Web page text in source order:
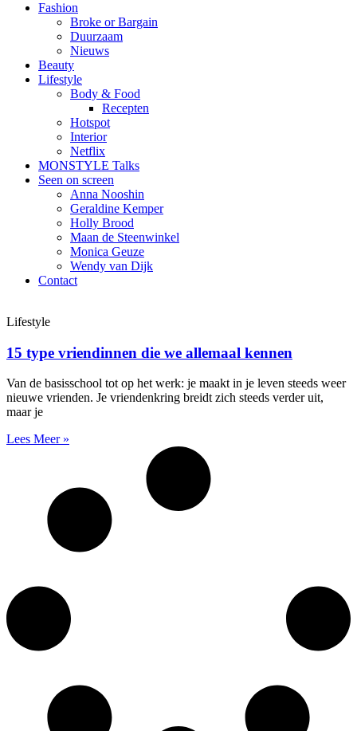
Fashion
Broke or Bargain
Duurzaam
Nieuws
Beauty
Lifestyle
Body & Food
Recepten
Hotspot
Interior
Netflix
MONSTYLE Talks
Seen on screen
Anna Nooshin
Geraldine Kemper
Holly Brood
Maan de Steenwinkel
Monica Geuze
Wendy van Dijk
Contact
Lifestyle
15 type vriendinnen die we allemaal kennen
Van de basisschool tot op het werk: je maakt in je leven steeds weer
nieuwe vrienden. Je vriendenkring breidt zich steeds verder uit,
maar je
Lees Meer »